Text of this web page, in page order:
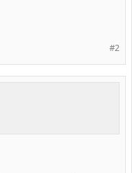
#2